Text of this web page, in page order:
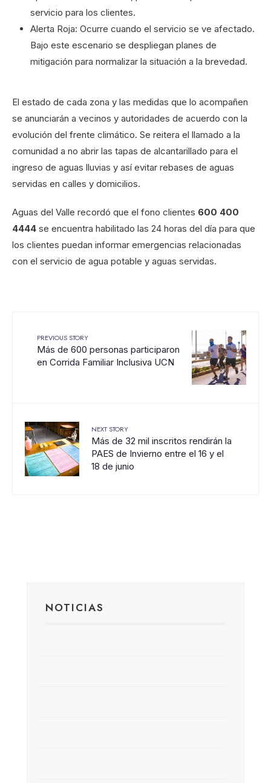
servicio para los clientes.
Alerta Roja: Ocurre cuando el servicio se ve afectado.
Bajo este escenario se despliegan planes de
mitigación para normalizar la situación a la brevedad.
El estado de cada zona y las medidas que lo acompañen
se anunciarán a vecinos y autoridades de acuerdo con la
evolución del frente climático. Se reitera el llamado a la
comunidad a no abrir las tapas de alcantarillado para el
ingreso de aguas lluvias y así evitar rebases de aguas
servidas en calles y domicilios.
Aguas del Valle recordó que el fono clientes 600 400
4444 se encuentra habilitado las 24 horas del día para que
los clientes puedan informar emergencias relacionadas
con el servicio de agua potable y aguas servidas.
PREVIOUS STORY
Más de 600 personas participaron
en Corrida Familiar Inclusiva UCN
NEXT STORY
Más de 32 mil inscritos rendirán la
PAES de Invierno entre el 16 y el
18 de junio
NOTICIAS